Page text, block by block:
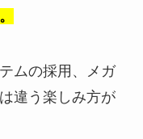
ムの採用、メガ
違う楽しみ方が